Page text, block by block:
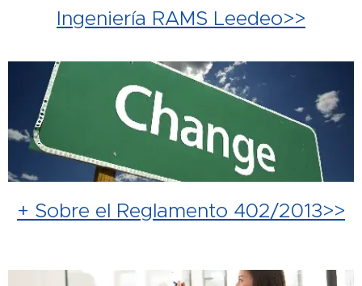
Ingeniería RAMS Leedeo>>
+ Sobre el Reglamento 402/2013>>